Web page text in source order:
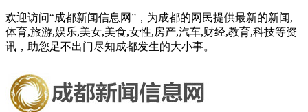
欢迎访问“成都新闻信息网”，为成都的网民提供最新的新闻,
体育,旅游,娱乐,美女,美食,女性,房产,汽车,财经,教育,科技等资
讯，助您足不出门尽知成都发生的大小事。